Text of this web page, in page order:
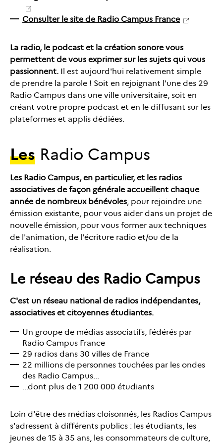
Consulter le site de Radio Campus France
La radio, le podcast et la création sonore vous
permettent de vous exprimer sur les sujets qui vous
passionnent. Il est aujourd'hui relativement simple
de prendre la parole ! Soit en rejoignant l'une des 29
Radio Campus dans une ville universitaire, soit en
créant votre propre podcast et en le diffusant sur les
plateformes et applis dédiées.
Les Radio Campus
Les Radio Campus, en particulier, et les radios
associatives de façon générale accueillent chaque
année de nombreux bénévoles, pour rejoindre une
émission existante, pour vous aider dans un projet de
nouvelle émission, pour vous former aux techniques
de l'animation, de l'écriture radio et/ou de la
réalisation.
Le réseau des Radio Campus
C'est un réseau national de radios indépendantes,
associatives et citoyennes étudiantes.
Un groupe de médias associatifs, fédérés par
Radio Campus France
29 radios dans 30 villes de France
22 millions de personnes touchées par les ondes
des Radio Campus...
...dont plus de 1 200 000 étudiants
Loin d'être des médias cloisonnés, les Radios Campus
s'adressent à différents publics : les étudiants, les
jeunes de 15 à 35 ans, les consommateurs de culture,